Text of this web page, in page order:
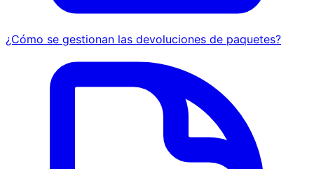
¿Cómo se gestionan las devoluciones de paquetes?